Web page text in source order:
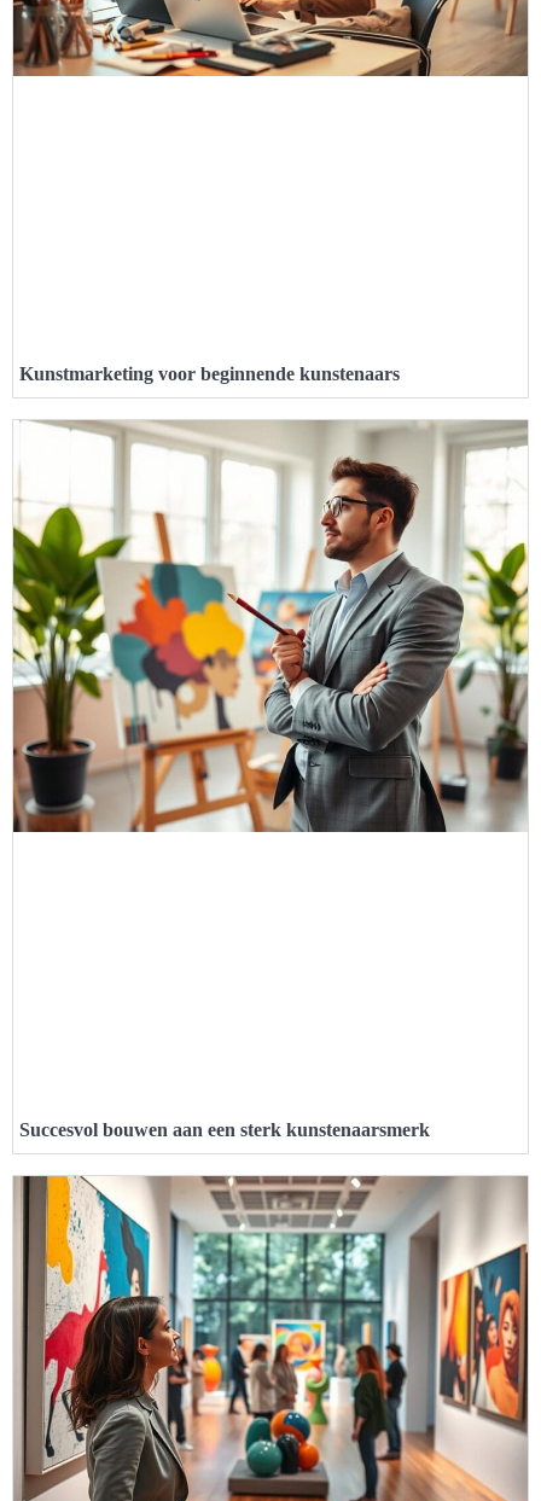
Kunstmarketing voor beginnende kunstenaars
Succesvol bouwen aan een sterk kunstenaarsmerk